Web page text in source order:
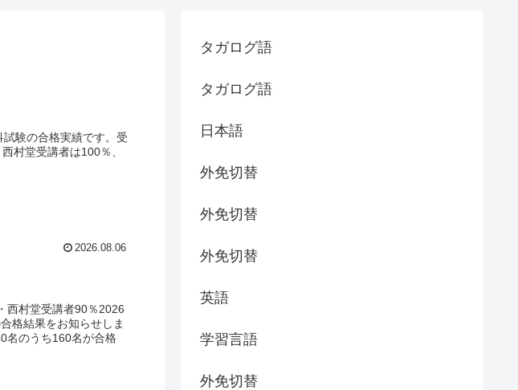
験の合格実績です。受
村堂受講者は100％、
2026.08.06
西村堂受講者90％2026
格結果をお知らせしま
名のうち160名が合格
タガログ語
タガログ語
日本語
外免切替
外免切替
外免切替
英語
学習言語
外免切替